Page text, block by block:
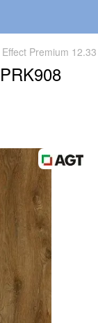
Premium 12.33